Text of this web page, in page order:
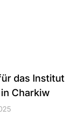
das Institut
Charkiw